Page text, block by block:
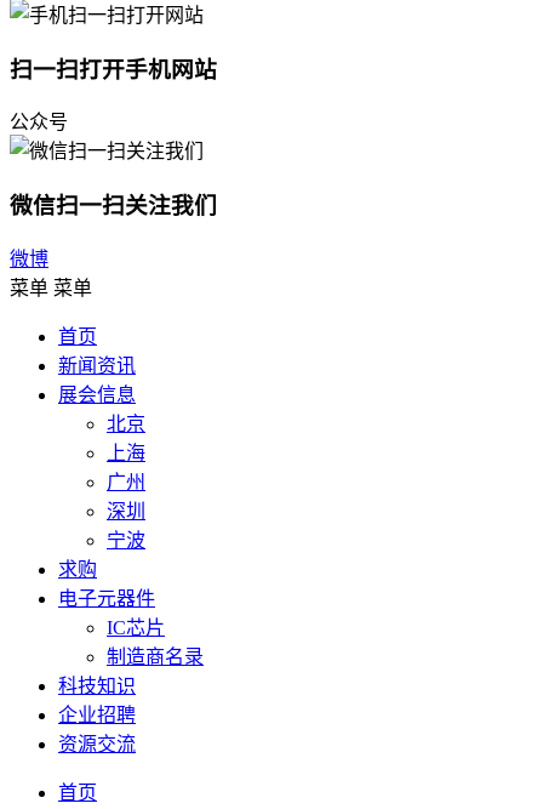
扫一扫打开手机网站
公众号
微信扫一扫关注我们
微博
菜单 菜单
首页
新闻资讯
展会信息
北京
上海
广州
深圳
宁波
求购
电子元器件
IC芯片
制造商名录
科技知识
企业招聘
资源交流
首页